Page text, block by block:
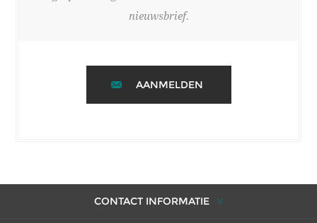
nieuwsbrief.
AANMELDEN
CONTACT INFORMATIE